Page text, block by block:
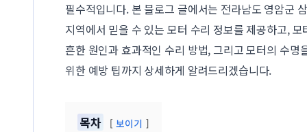
필수적입니다. 본 블로그 글에서는 전라남도 영암군
지역에서 믿을 수 있는 모터 수리 정보를 제공하고, 모
흔한 원인과 효과적인 수리 방법, 그리고 모터의 수명
위한 예방 팁까지 상세하게 알려드리겠습니다.
목차 보이기